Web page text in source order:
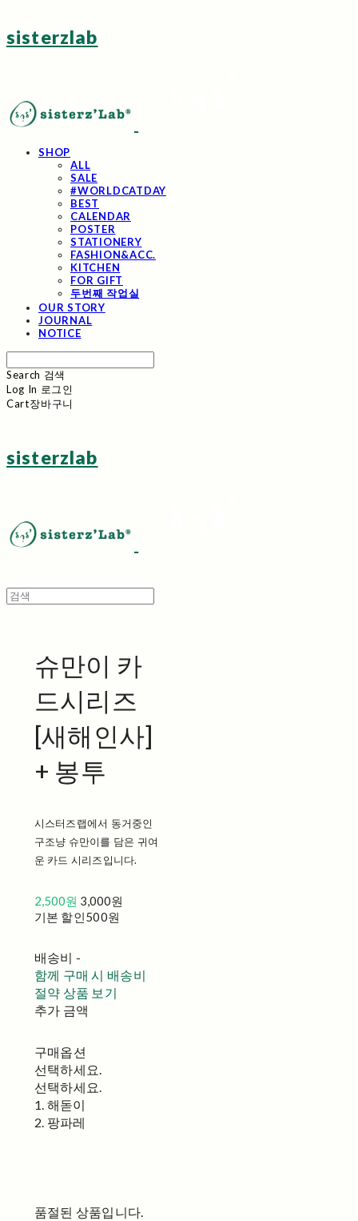
sisterzlab
SHOP
ALL
SALE
#WORLDCATDAY
BEST
CALENDAR
POSTER
STATIONERY
FASHION&ACC.
KITCHEN
FOR GIFT
두번째 작업실
OUR STORY
JOURNAL
NOTICE
Search 검색
Log In 로그인
Cart장바구니
sisterzlab
슈만이 카
드시리즈
[새해인사]
+ 봉투
시스터즈랩에서 동거중인
구조냥 슈만이를 담은 귀여
운 카드 시리즈입니다.
2,500원 3,000원
기본 할인500원
배송비 -
함께 구매 시 배송비
절약 상품 보기
추가 금액
구매옵션
선택하세요.
선택하세요.
1. 해돋이
2. 팡파레
품절된 상품입니다.